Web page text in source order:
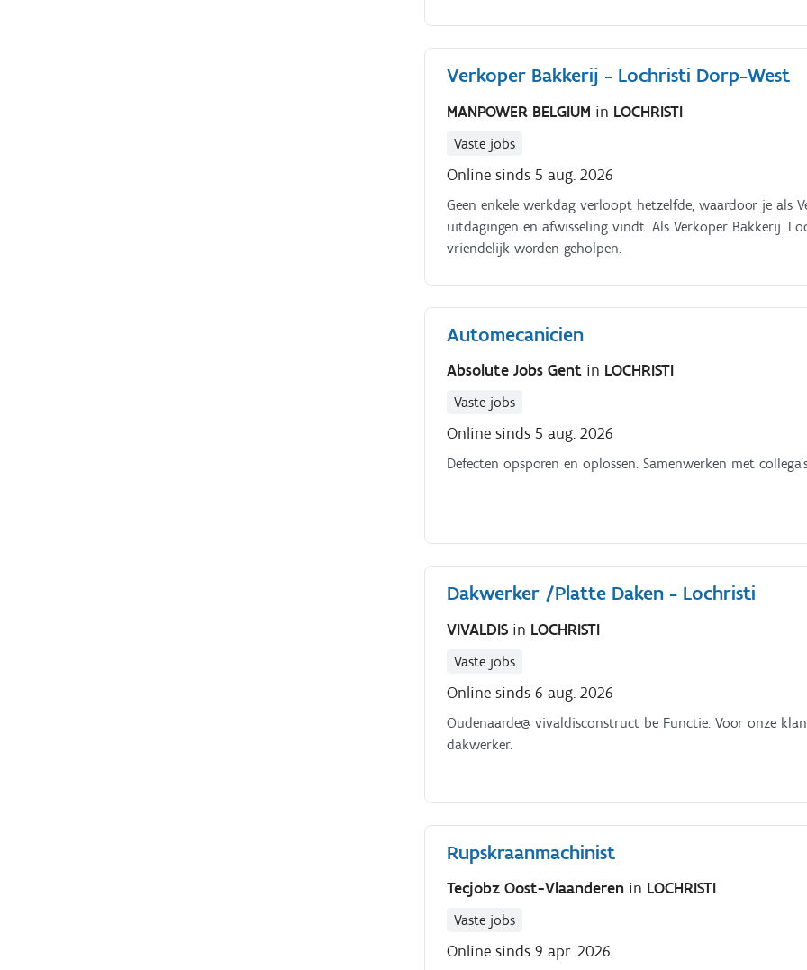
Verkoper Bakkerij - Lochristi Dorp-West
MANPOWER BELGIUM in LOCHRISTI
Vaste jobs
Online sinds 5 aug. 2026
Geen enkele werkdag verloopt hetzelfde, waardoor je als
uitdagingen en afwisseling vindt. Als Verkoper Bakkerij.
vriendelijk worden geholpen.
Automecanicien
Absolute Jobs Gent in LOCHRISTI
Vaste jobs
Online sinds 5 aug. 2026
Defecten opsporen en oplossen. Samenwerken met
Dakwerker /Platte Daken - Lochristi
VIVALDIS in LOCHRISTI
Vaste jobs
Online sinds 6 aug. 2026
Oudenaarde@ vivaldisconstruct be Functie. Voor onze
dakwerker.
Rupskraanmachinist
Tecjobz Oost-Vlaanderen in LOCHRISTI
Vaste jobs
Online sinds 9 apr. 2026